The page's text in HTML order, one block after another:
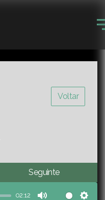
Voltar
Seguinte
02:12